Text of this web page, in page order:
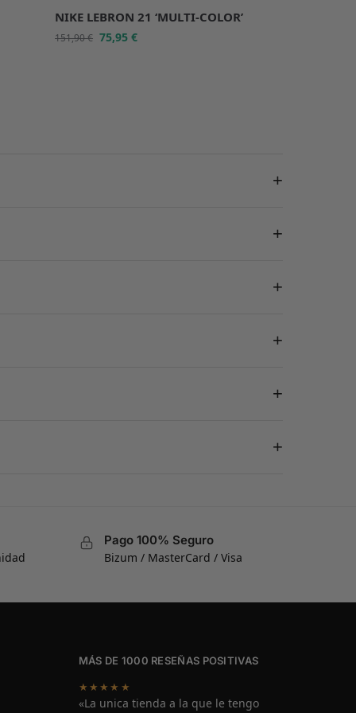
NIKE LEBRON 21 ‘MULTI-COLOR’
151,90€ 75,95€
+
+
+
+
+
+
Pago 100% Seguro
Bizum / MasterCard / Visa
MÁS DE 1000 RESEÑAS POSITIVAS
★★★★★
«La unica tienda a la que le tengo